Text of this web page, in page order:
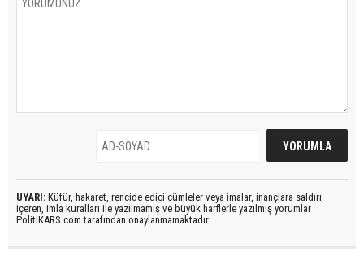
UYARI: Küfür, hakaret, rencide edici cümleler veya imalar, inançlara saldırı
içeren, imla kuralları ile yazılmamış ve büyük harflerle yazılmış yorumlar
PolitiKARS.com tarafından onaylanmamaktadır.